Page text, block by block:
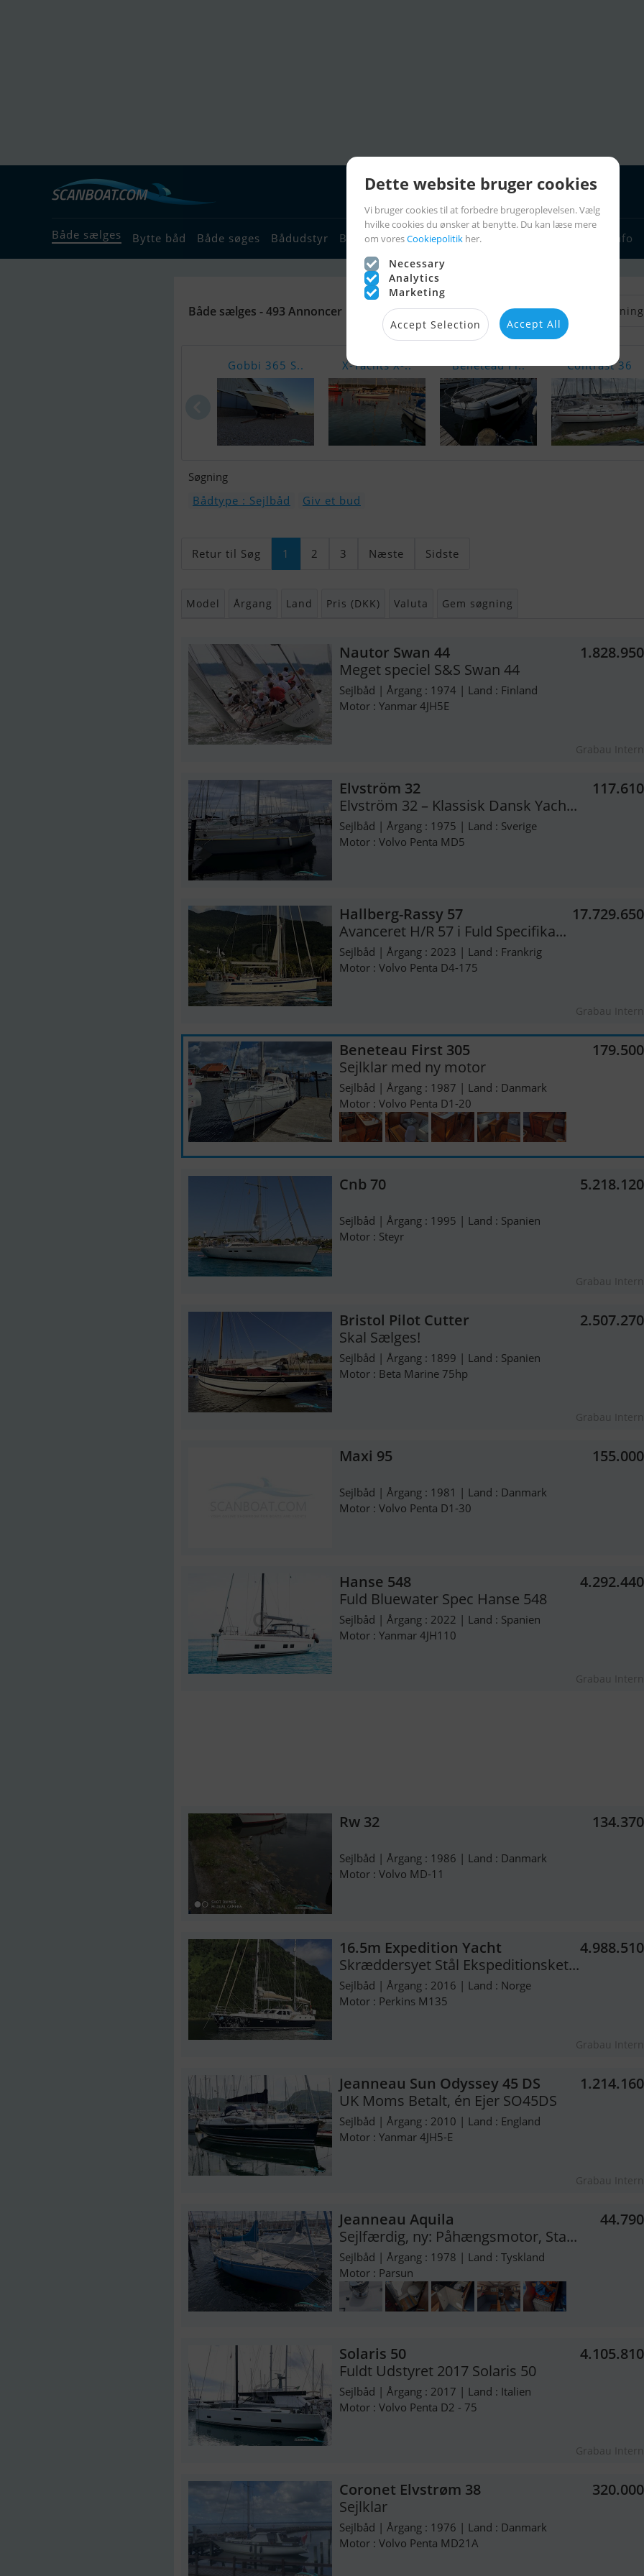
Både sælges Bytte båd Både søges Bådudstyr Bådforhandlere Sejlerlinks Sejlerinfo
Både sælges - 493 Annoncer Retur til Søg Gem søgning
Gobbi 365 S.. X-Yachts X-.. Beneteau Fl.. Contrast 36
Søgning
Bådtype : Sejlbåd
Giv et bud
Retur til Søg 1 2 3 Næste Sidste
Model Årgang Land Pris (DKK) Valuta Gem søgning
Nautor Swan 44
Meget speciel S&S Swan 44
Sejlbåd | Årgang : 1974 | Land : Finland
Motor : Yanmar 4JH5E
Grabau
Elvström 32
Elvström 32 – Klassisk Dansk Yach...
Sejlbåd | Årgang : 1975 | Land : Sverige
Motor : Volvo Penta MD5
Hallberg-Rassy 57
Avanceret H/R 57 i Fuld Specifika...
Sejlbåd | Årgang : 2023 | Land : Frankrig
Motor : Volvo Penta D4-175
Grabau
Beneteau First 305
Sejlklar med ny motor
Sejlbåd | Årgang : 1987 | Land : Danmark
Motor : Volvo Penta D1-20
Cnb 70
Sejlbåd | Årgang : 1995 | Land : Spanien
Motor : Steyr
Grabau
Bristol Pilot Cutter
Skal Sælges!
Sejlbåd | Årgang : 1899 | Land : Spanien
Motor : Beta Marine 75hp
Grabau
Maxi 95
Sejlbåd | Årgang : 1981 | Land : Danmark
Motor : Volvo Penta D1-30
Hanse 548
Fuld Bluewater Spec Hanse 548
Sejlbåd | Årgang : 2022 | Land : Spanien
Motor : Yanmar 4JH110
Grabau
Rw 32
Sejlbåd | Årgang : 1986 | Land : Danmark
Motor : Volvo MD-11
16.5m Expedition Yacht
Skræddersyet Stål Ekspeditionsket...
Sejlbåd | Årgang : 2016 | Land : Norge
Motor : Perkins M135
Grabau
Jeanneau Sun Odyssey 45 DS
UK Moms Betalt, én Ejer SO45DS
Sejlbåd | Årgang : 2010 | Land : England
Motor : Yanmar 4JH5-E
Grabau
Jeanneau Aquila
Sejlfærdig, ny: Påhængsmotor, Sta...
Sejlbåd | Årgang : 1978 | Land : Tyskland
Motor : Parsun
Solaris 50
Fuldt Udstyret 2017 Solaris 50
Sejlbåd | Årgang : 2017 | Land : Italien
Motor : Volvo Penta D2 - 75
Grabau
Coronet Elvstrøm 38
Sejlklar
Sejlbåd | Årgang : 1976 | Land : Danmark
Motor : Volvo Penta MD21A
Dette website bruger cookies
Vi bruger cookies til at forbedre brugeroplevelsen. Vælg
hvilke cookies du ønsker at benytte. Du kan læse mere
om voresCookiepolitik her.
Necessary
Analytics
Marketing
Accept Selection Accept All